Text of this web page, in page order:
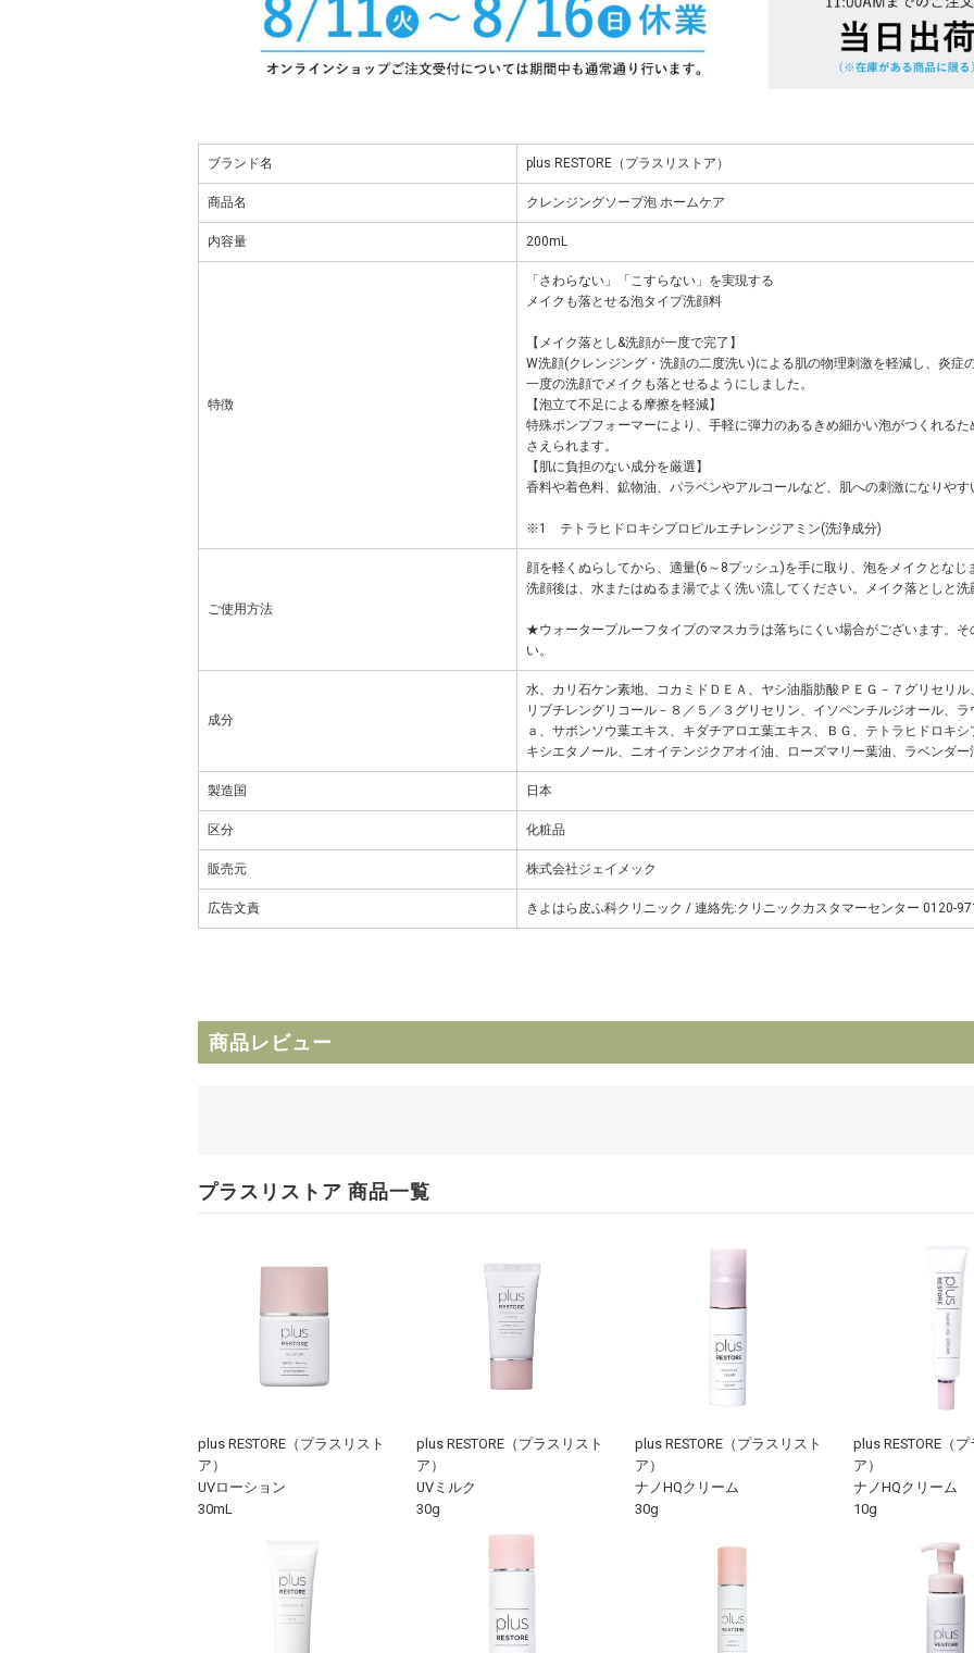
ブランド名 plus RESTORE（プラスリストア）
商品名 クレンジングソープ泡 ホームケア
内容量 200mL
特徴
「さわらない」「こすらない」を実現する
メイクも落とせる泡タイプ洗顔料
【メイク落とし&洗顔が一度で完了】
W洗顔(クレンジング・洗顔の二度洗い)による肌の物理刺激を軽減し、炎
一度の洗顔でメイクも落とせるようにしました。
【泡立て不足による摩擦を軽減】
特殊ポンプフォーマーにより、手軽に弾力のあるきめ細かい泡がつくれる
さえられます。
【肌に負担のない成分を厳選】
香料や着色料、鉱物油、パラベンやアルコールなど、肌への刺激になりや
※1 テトラヒドロキシプロピルエチレンジアミン(洗浄成分)
ご使用方法
顔を軽くぬらしてから、適量(6～8プッシュ)を手に取り、泡をメイクとな
洗顔後は、水またはぬるま湯でよく洗い流してください。メイク落としと
★ウォータープルーフタイプのマスカラは落ちにくい場合がございます。
い。
成分
水、カリ石ケン素地、コカミドＤＥＡ、ヤシ油脂肪酸ＰＥＧ－７グリセリ
リブチレングリコール－８／５／３グリセリン、イソペンチルジオール、
ａ、サボンソウ葉エキス、キダチアロエ葉エキス、ＢＧ、テトラヒドロキ
キシエタノール、ニオイテンジクアオイ油、ローズマリー葉油、ラベンダ
製造国 日本
区分 化粧品
販売元 株式会社ジェイメック
広告文責 きよはら皮ふ科クリニック / 連絡先:クリニックカスタマーセンター 0120-
商品レビュー
プラスリストア 商品一覧
plus RESTORE（プラスリスト
ア）
UVローション
30mL
plus RESTORE（プラスリスト
ア）
UVミルク
30g
plus RESTORE（プラスリスト
ア）
ナノHQクリーム
30g
plus RESTORE（
ア）
ナノHQクリーム
10g